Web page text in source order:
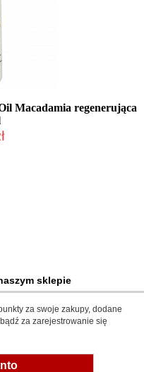
Macadamia regenerująca
sklepie
za swoje zakupy, dodane
za zarejestrowanie się